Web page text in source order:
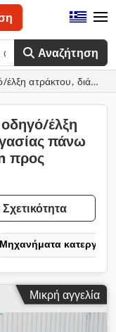
Αναζήτηση
έλξη ατράκτου,
έλξη
πάνω
προς
Σχετικότητα
Μηχανήματα
Μικρή αγγελία